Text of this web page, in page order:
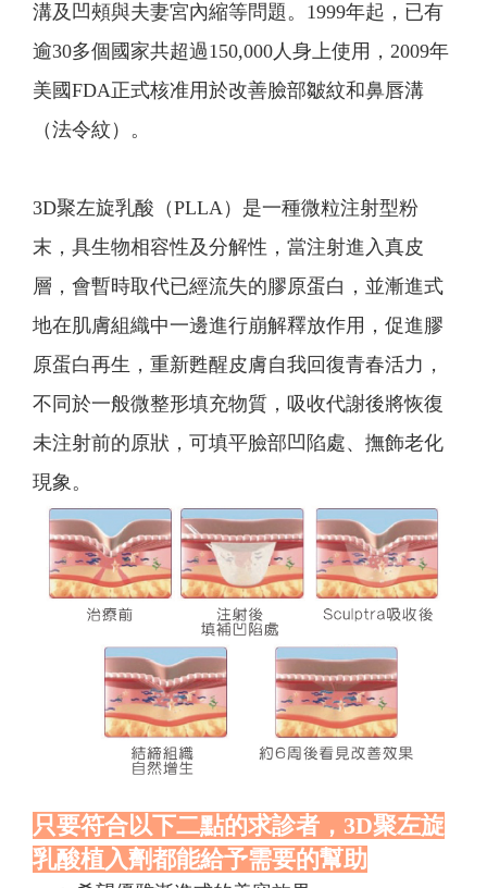
溝及凹頰與夫妻宮內縮等問題。1999年起，已有
逾30多個國家共超過150,000人身上使用，2009年
美國FDA正式核准用於改善臉部皺紋和鼻唇溝
（法令紋）。
3D聚左旋乳酸 （PLLA）是一種微粒注射型粉
末，具生物相容性及分解性，當注射進入真皮
層，會暫時取代已經流失的膠原蛋白，並漸進式
地在肌膚組織中一邊進行崩解釋放作用，促進膠
原蛋白再生，重新甦醒皮膚自我回復青春活力，
不同於一般微整形填充物質，吸收代謝後將恢復
未注射前的原狀，可填平臉部凹陷處、撫飾老化
現象。
只要符合以下二點的求診者，3D聚左旋
乳酸植入劑都能給予需要的幫助